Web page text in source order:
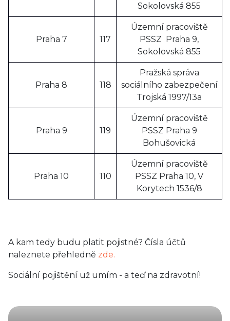
Sokolovská 855
Praha 7 117
Územní pracoviště
PSSZ Praha 9,
Sokolovská 855
Praha 8 118
Pražská správa
sociálního zabezpečení
Trojská 1997/13a
Praha 9 119
Územní pracoviště
PSSZ Praha 9
Bohušovická
Praha 10 110
Územní pracoviště
PSSZ Praha 10, V
Korytech 1536/8
A kam tedy budu platit pojistné? Čísla účtů
naleznete přehledně zde.
Sociální pojištění už umím - a teď na zdravotní!